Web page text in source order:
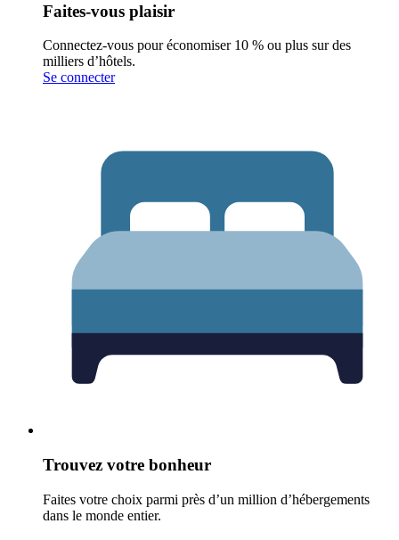
Faites-vous plaisir
Connectez-vous pour économiser 10 % ou plus sur des
milliers d’hôtels.
Se connecter
Trouvez votre bonheur
Faites votre choix parmi près d’un million d’hébergements
dans le monde entier.